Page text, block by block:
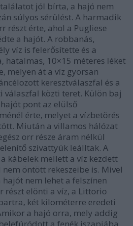
jól bírta, a hajó nem
súlyos sérülést. A harmadik
részt érte, ahol a Pugliese
a hajót. A robbanás,
víz is felerősítette és a
hatalmas, 10×15 méteres léket
melyen át a víz gyorsan
keresztválaszfal és a
válaszfal közti teret. Külön baj
pont az elülső
érte, melyet a vízbetörés
Miután a villamos hálózat
orr része áram nélkül
szivattyúk leálltak. A
kábelek mellett a víz kezdett
öntött rekeszeibe is. Mivel
nem lehet a felszínen
részt elönti a víz, a Littorio
két kilométerre eredeti
a hajó orra, mely addig